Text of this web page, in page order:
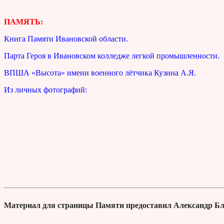
ПАМЯТЬ:
Книга Памяти Ивановской области.
Парта Героя в Ивановском колледже легкой промышленности.
ВПША «Высота» имени военного лётчика Кузина А.Я.
Из личных фотографий:
Материал для страницы Памяти предоставил Александр